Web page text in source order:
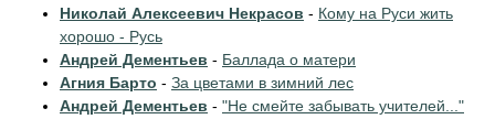
Николай Алексеевич Некрасов - Кому на Руси жить
хорошо - Русь
Андрей Дементьев - Баллада о матери
Агния Барто - За цветами в зимний лес
Андрей Дементьев - "Не смейте забывать учителей..."